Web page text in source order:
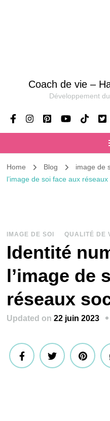
Coach de vie –
Développement
Home Blog image de
l’image de soi face aux
IMAGE DE SOI QUALITÉ DE
Identité
l’image de
réseaux
Updated on22 juin 2023